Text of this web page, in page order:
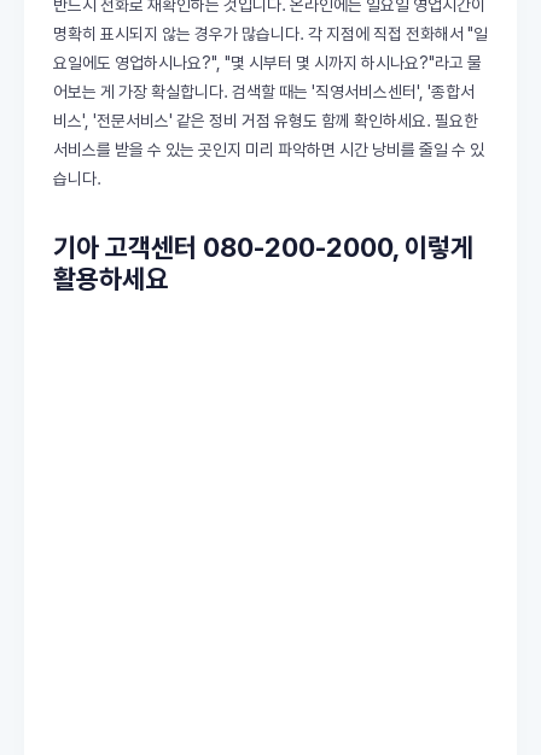
반드시 전화로 재확인하는 것입니다. 온라인에는 일요일 영업시간이
명확히 표시되지 않는 경우가 많습니다. 각 지점에 직접 전화해서 "일
요일에도 영업하시나요?", "몇 시부터 몇 시까지 하시나요?"라고 물
어보는 게 가장 확실합니다. 검색할 때는 '직영서비스센터', '종합서
비스', '전문서비스' 같은 정비 거점 유형도 함께 확인하세요. 필요한
서비스를 받을 수 있는 곳인지 미리 파악하면 시간 낭비를 줄일 수 있
습니다.
기아 고객센터 080-200-2000, 이렇게
활용하세요